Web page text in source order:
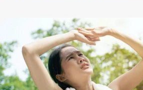
活健康網》特摘此篇，中醫師莊可鈞指出
脾臟功能下降有關，並非「吃太多」瘦
不下來。